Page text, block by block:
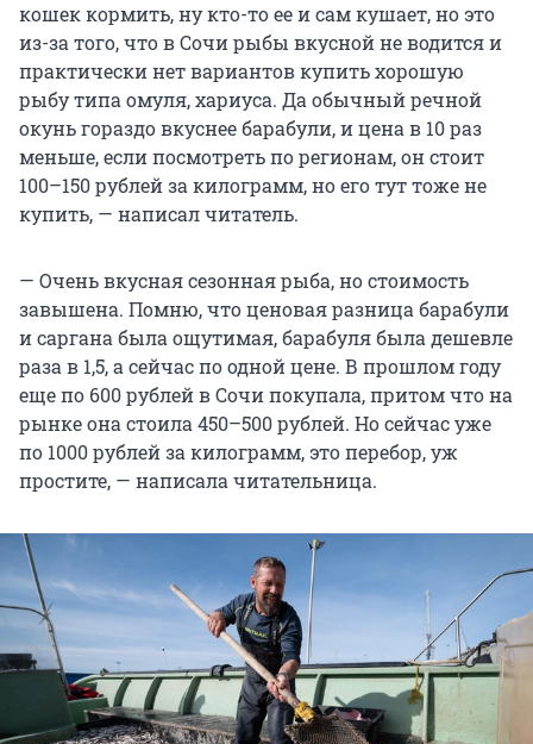
кошек кормить, ну кто-то ее и сам кушает, но это
из-за того, что в Сочи рыбы вкусной не водится и
практически нет вариантов купить хорошую
рыбу типа омуля, хариуса. Да обычный речной
окунь гораздо вкуснее барабули, и цена в 10 раз
меньше, если посмотреть по регионам, он стоит
100–150 рублей за килограмм, но его тут тоже не
купить, — написал читатель.
— Очень вкусная сезонная рыба, но стоимость
завышена. Помню, что ценовая разница барабули
и саргана была ощутимая, барабуля была дешевле
раза в 1,5, а сейчас по одной цене. В прошлом году
еще по 600 рублей в Сочи покупала, притом что на
рынке она стоила 450–500 рублей. Но сейчас уже
по 1000 рублей за килограмм, это перебор, уж
простите, — написала читательница.